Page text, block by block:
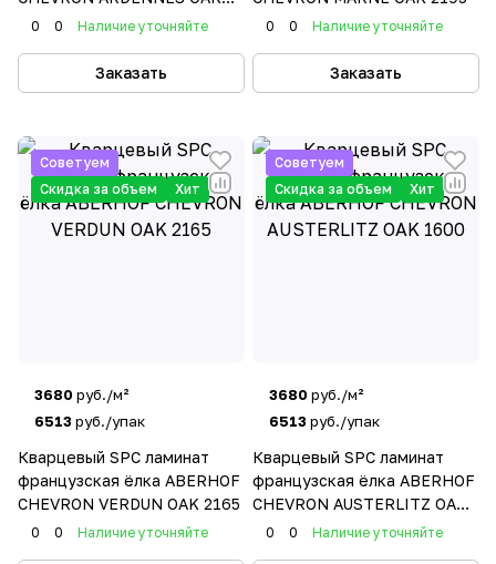
2197
0 0 Наличие уточняйте
Заказать
0 0 Наличие уточняйте
Заказать
Советуем
Скидка за объем
Хит
3680 руб./м²
6513 руб./упак
Кварцевый SPC ламинат
французская ёлка ABERHOF
CHEVRON VERDUN OAK 2165
0 0 Наличие уточняйте
Советуем
Скидка за объем
Хит
3680 руб./м²
6513 руб./упак
Кварцевый SPC ламинат
французская ёлка ABERHOF
CHEVRON AUSTERLITZ OAK
1600
0 0 Наличие уточняйте